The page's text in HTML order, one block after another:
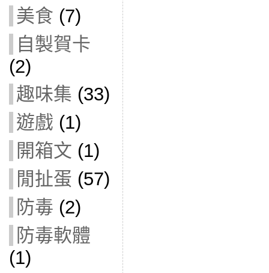
美食 (7)
自製賀卡
(2)
趣味集 (33)
遊戲 (1)
開箱文 (1)
閒扯蛋 (57)
防毒 (2)
防毒軟體
(1)